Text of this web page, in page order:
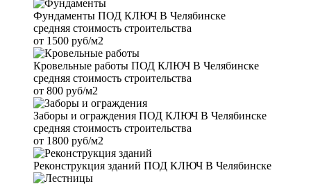
Фундаменты ПОД КЛЮЧ В Челябинске
средняя стоимость строительства
от 1500 руб/м2
Кровельные работы ПОД КЛЮЧ В Челябинске
средняя стоимость строительства
от 800 руб/м2
Заборы и ограждения ПОД КЛЮЧ В Челябинске
средняя стоимость строительства
от 1800 руб/м2
Реконструкция зданий ПОД КЛЮЧ В Челябинске